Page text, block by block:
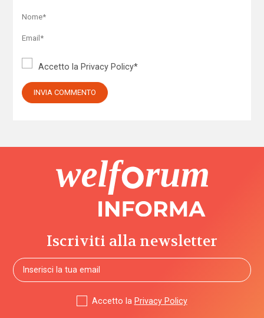
Accetto la Privacy Policy*
Iscriviti alla newsletter
Accetto la Privacy Policy